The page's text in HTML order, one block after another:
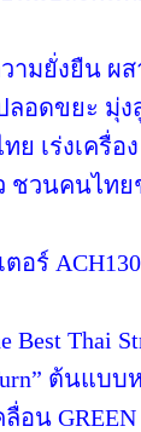
ยั่งยืน ผสา
ดขยะ มุ่งสู่
เร่งเครื่อ
ชวนคนไท
อร์
Thai
ต้นแ
น